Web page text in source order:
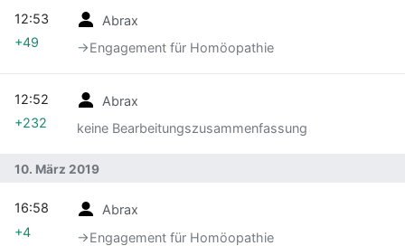
Abrax
→‎Engagement für Homöopathie
12:53
+49
Abrax
keine Bearbeitungszusammenfassung
12:52
+232
10. März 2019
Abrax
→‎Engagement für Homöopathie
16:58
+4